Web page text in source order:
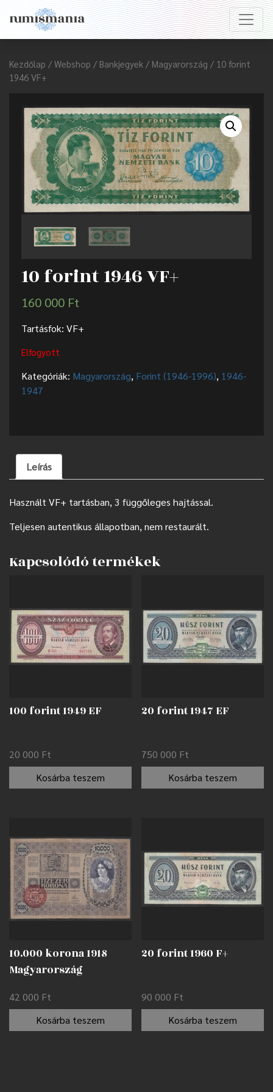
Kezdőlap / Webshop / Bankjegyek / Magyarország / 10 forint
1946 VF+
10 forint 1946 VF+
160 000 Ft
Tartásfok: VF+
Elfogyott
Kategóriák: Magyarország, Forint (1946-1996), 1946-
1947
Leírás
Használt VF+ tartásban, 3 függőleges hajtással.
Teljesen autentikus állapotban, nem restaurált.
Kapcsolódó termékek
100 forint 1949 EF
20 000 Ft
Kosárba teszem
20 forint 1947 EF
750 000 Ft
Kosárba teszem
10.000 korona 1918
Magyarország
42 000 Ft
Kosárba teszem
20 forint 1960 F+
90 000 Ft
Kosárba teszem